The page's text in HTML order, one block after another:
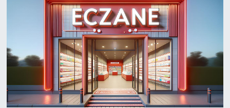
SINAVLAR
YARIŞMA/ETKİNLİKLER
AKADEMİK/BİLİM
MEVZUAT/KARARLAR